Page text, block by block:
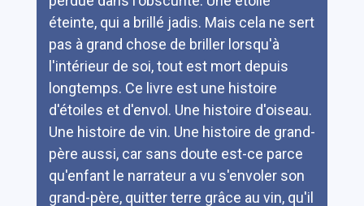
éteinte, qui a brillé jadis. Mais cela ne sert
pas à grand chose de briller lorsqu'à
l'intérieur de soi, tout est mort depuis
longtemps. Ce livre est une histoire
d'étoiles et d'envol. Une histoire d'oiseau.
Une histoire de vin. Une histoire de grand-
père aussi, car sans doute est-ce parce
qu'enfant le narrateur a vu s'envoler son
grand-père, quitter terre grâce au vin, qu'il